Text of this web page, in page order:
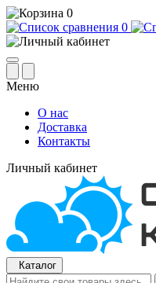
0
0
Меню
О нас
Доставка
Контакты
Личный кабинет
Каталог